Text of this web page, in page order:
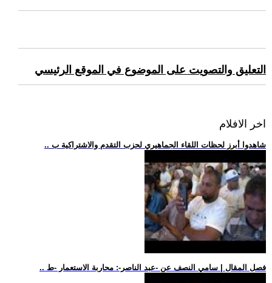
التعليق والتصويت على الموضوع في الموقع الرئيسي
اخر الافلام
.. شاهدوا أبرز لحظات اللقاء الجماهيري لحزب التقدم والاشتراكية ب
.. فصل المقال | سامي النصف عن -عبد الناصر-: محاربة الاستعمار -ط